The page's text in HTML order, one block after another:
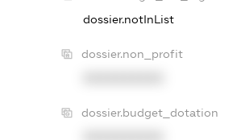
dossier.notInList
dossier.non_profit
dossier.budget_dotation